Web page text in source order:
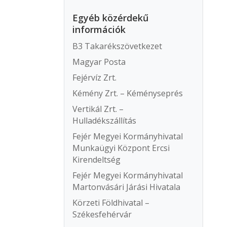
Egyéb közérdekű
információk
B3 Takarékszövetkezet
Magyar Posta
Fejérvíz Zrt.
Kémény Zrt. – Kéményseprés
Vertikál Zrt. –
Hulladékszállítás
Fejér Megyei Kormányhivatal
Munkaügyi Központ Ercsi
Kirendeltség
Fejér Megyei Kormányhivatal
Martonvásári Járási Hivatala
Körzeti Földhivatal –
Székesfehérvár